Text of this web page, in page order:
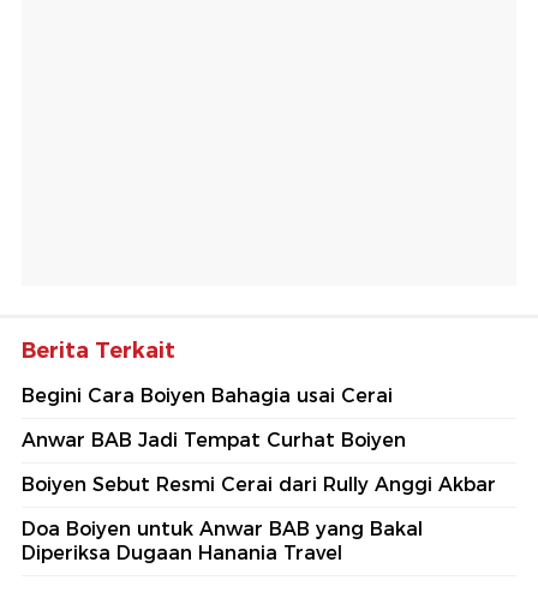
Berita Terkait
Begini Cara Boiyen Bahagia usai Cerai
Anwar BAB Jadi Tempat Curhat Boiyen
Boiyen Sebut Resmi Cerai dari Rully Anggi Akbar
Doa Boiyen untuk Anwar BAB yang Bakal
Diperiksa Dugaan Hanania Travel